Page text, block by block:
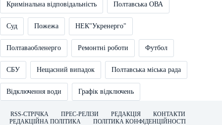
Кримінальна відповідальність Полтавська ОВА
Суд Пожежа НЕК"Укренерго"
Полтаваобленерго Ремонтні роботи Футбол
СБУ Нещасний випадок Полтавська міська рада
Відключення води Графік відключень
RSS-СТРІЧКА ПРЕС-РЕЛІЗИ РЕДАКЦІЯ
КОНТАКТИ
РЕДАКЦІЙНА ПОЛІТИКА
ПОЛІТИКА КОНФІДЕНЦІЙНОСТІ